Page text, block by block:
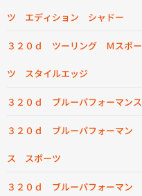
ツ エディション シャドー
３２０ｄ ツーリング Ｍスポー
ツ スタイルエッジ
３２０ｄ ブルーパフォーマンス
３２０ｄ ブルーパフォーマン
ス スポーツ
３２０ｄ ブルーパフォーマン